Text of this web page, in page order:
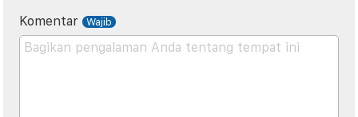
Komentar